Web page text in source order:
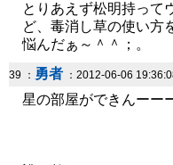
とりあえず松明持って
ど、毒消し草の使い方
悩んだぁ～＾＾；。
39 ： 勇者 ：2012-06-06
星の部屋ができんーー